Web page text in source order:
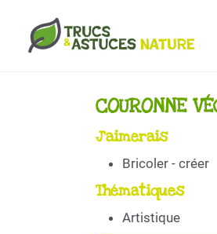
Aller au contenu principal
COURONNE
J'aimerais
Bricoler - créer
Thématiques
Artistique